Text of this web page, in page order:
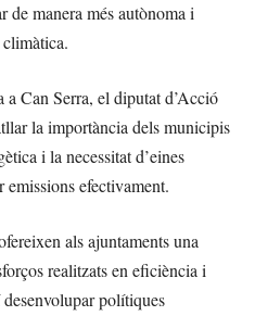
de manera més autònoma i
Can Serra, el diputat d’Acció
la importància dels municipis
i la necessitat d’eines
efectivament.
als ajuntaments una
realitzats en eficiència i
polítiques